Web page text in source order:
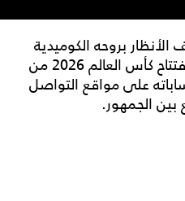
بروحه الكوميدية
المعتادة، بعدما سخر من حفل افتتاح كأس العالم 2026 من
على مواقع التواصل
الجمهور.